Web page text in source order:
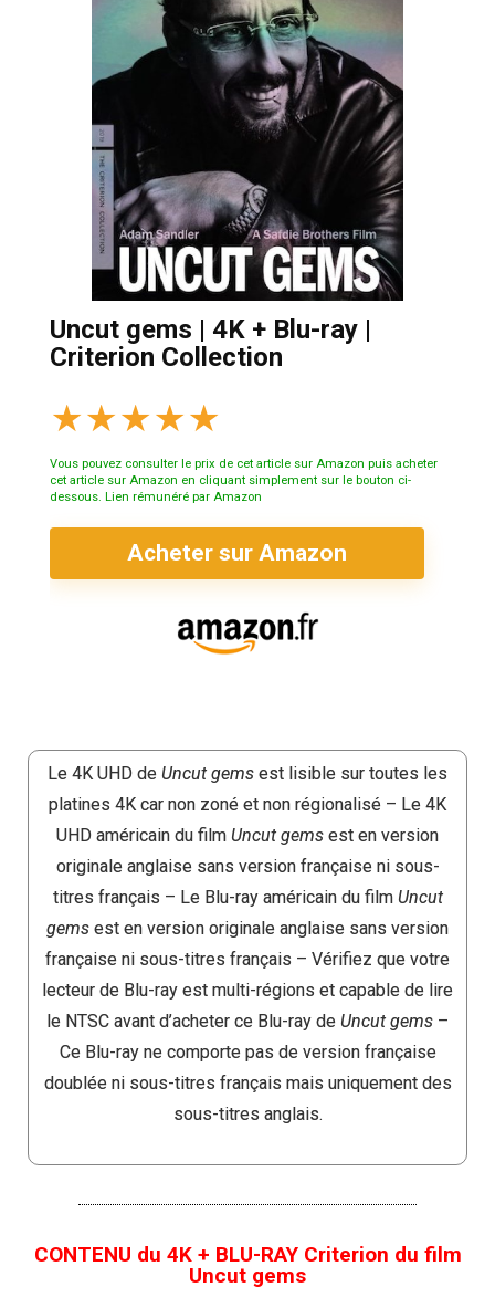
Uncut gems | 4K + Blu-ray |
Criterion Collection
★★★★★
Vous pouvez consulter le prix de cet article sur Amazon puis acheter
cet article sur Amazon en cliquant simplement sur le bouton ci-
dessous. Lien rémunéré par Amazon
Acheter sur Amazon
Le 4K UHD de Uncut gems est lisible sur toutes les
platines 4K car non zoné et non régionalisé – Le 4K
UHD américain du film Uncut gems est en version
originale anglaise sans version française ni sous-
titres français – Le Blu-ray américain du film Uncut
gems est en version originale anglaise sans version
française ni sous-titres français – Vérifiez que votre
lecteur de Blu-ray est multi-régions et capable de lire
le NTSC avant d’acheter ce Blu-ray de Uncut gems –
Ce Blu-ray ne comporte pas de version française
doublée ni sous-titres français mais uniquement des
sous-titres anglais.
CONTENU du 4K + BLU-RAY Criterion du film
Uncut gems